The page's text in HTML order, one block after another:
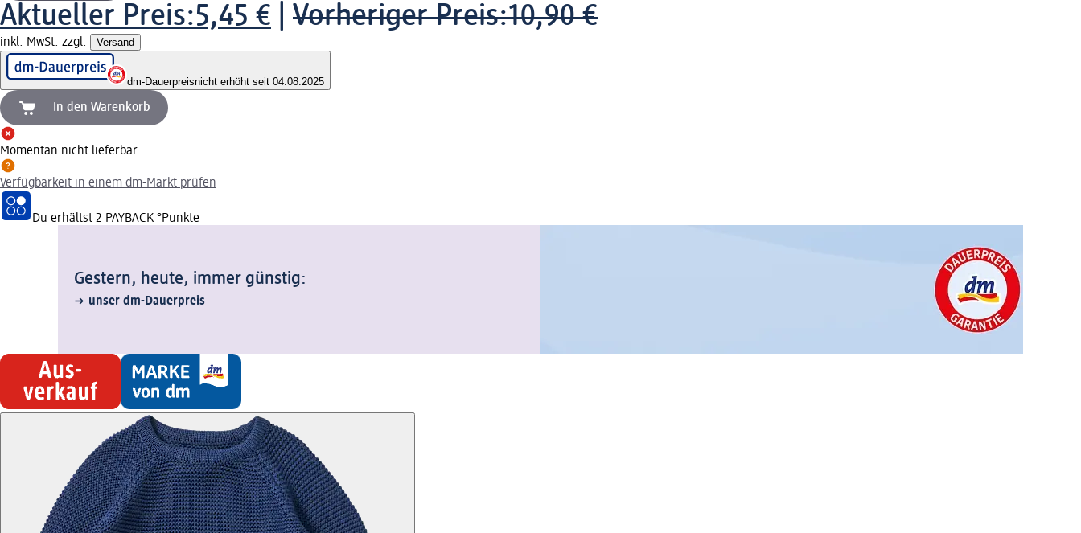
Aktueller Preis:5,45 € Vorheriger Preis:10,90 €
inkl. MwSt. zzgl. Versand
dm-Dauerpreisnicht erhöht seit 04.08.2025
In den Warenkorb
Momentan nicht lieferbar
Verfügbarkeit in einem dm-Markt prüfen
Du erhältst 2 PAYBACK °Punkte
Gestern, heute, immer günstig:
unser dm-Dauerpreis